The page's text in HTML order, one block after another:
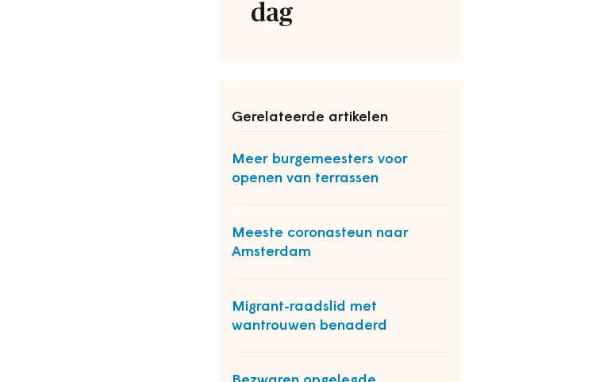
dag
Gerelateerde artikelen
Meer burgemeesters voor
openen van terrassen
Meeste coronasteun naar
Amsterdam
Migrant-raadslid met
wantrouwen benaderd